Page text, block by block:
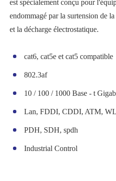
est spécialement conçu pour
endommagé par la surtension de
et la décharge électrostatique.
cat6, cat5e et cat5 compatible
802.3af
10 / 100 / 1000 Base - t
Lan, FDDI, CDDI, ATM,
PDH, SDH, spdh
Industrial Control